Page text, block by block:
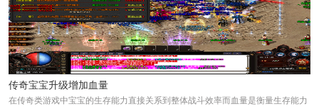
传奇宝宝升级增加血量
在传奇类游戏中宝宝的生存能力直接关系到整体战斗效率而血量是衡量生存能力